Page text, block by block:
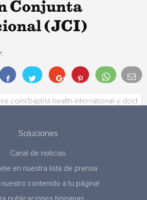
Conjunta
(JCI)
Soluciones
Canal de noticias
en nuestra lista de prensa
nuestro contenido a tu página!